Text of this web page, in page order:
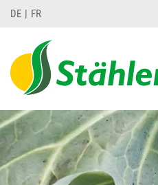
DE FR